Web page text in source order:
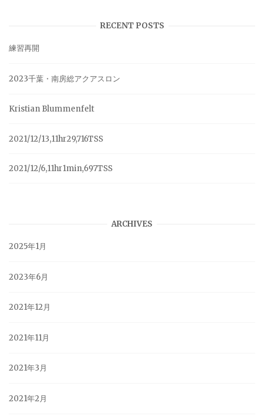
RECENT POSTS
練習再開
2023千葉・南房総アクアスロン
Kristian Blummenfelt
2021/12/13,11hr29,716TSS
2021/12/6,11hr1min,697TSS
ARCHIVES
2025年1月
2023年6月
2021年12月
2021年11月
2021年3月
2021年2月